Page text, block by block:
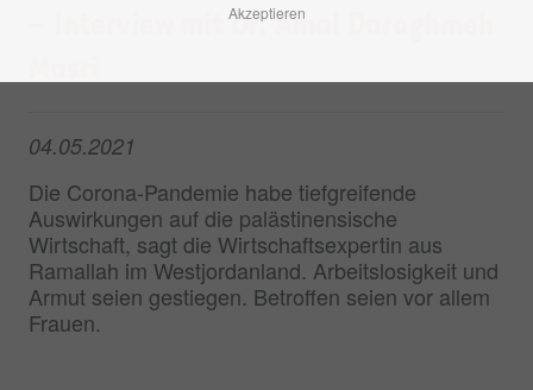
– Interview mit Dr. Amal Daraghmeh
04.05.2021
Die Corona-Pandemie habe tiefgreifende
Auswirkungen auf die palästinensische
Wirtschaft, sagt die Wirtschaftsexpertin aus
Ramallah im Westjordanland. Arbeitslosigkeit und
Armut seien gestiegen. Betroffen seien vor allem
Frauen.
Akzeptieren